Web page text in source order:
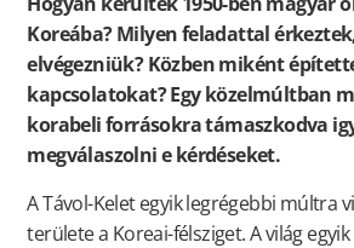
Koreába? Milyen feladattal
elvégezniük? Közben miként
kapcsolatokat? Egy közelmúltban
korabeli forrásokra támaszkodva
megválaszolni e kérdéseket.
A Távol-Kelet egyik legrégebbi múltra
területe a Koreai-félsziget. A világ